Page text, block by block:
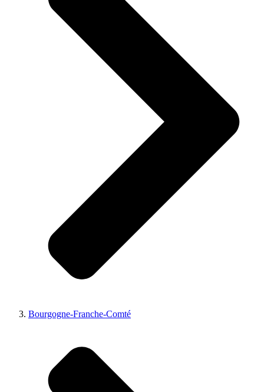
Bourgogne-Franche-Comté